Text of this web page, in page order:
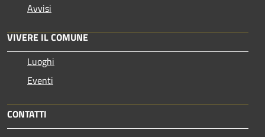
Avvisi
VIVERE IL COMUNE
Luoghi
Eventi
CONTATTI